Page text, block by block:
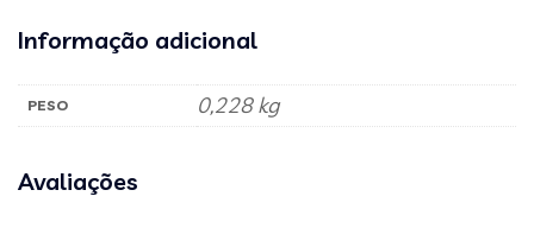
Informação adicional
PESO 0,228 kg
Avaliações